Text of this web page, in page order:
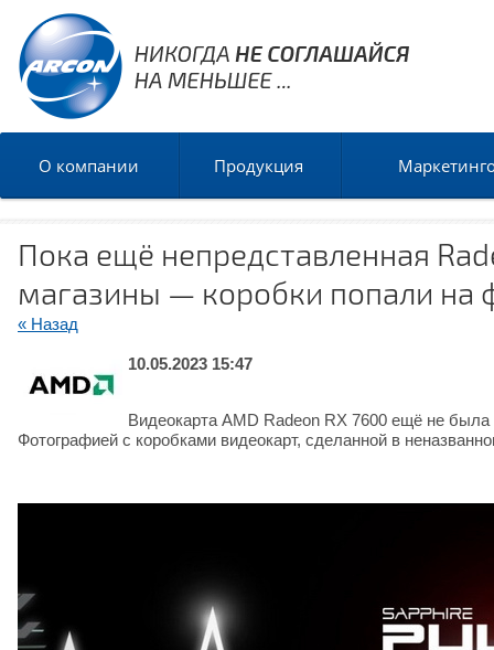
О компании Продукция
Пока ещё непредставленная
магазины — коробки попали на
« Назад
10.05.2023 15:47
Видеокарта AMD Radeon RX 7600 ещё не
Фотографией с коробками видеокарт, сделанной в